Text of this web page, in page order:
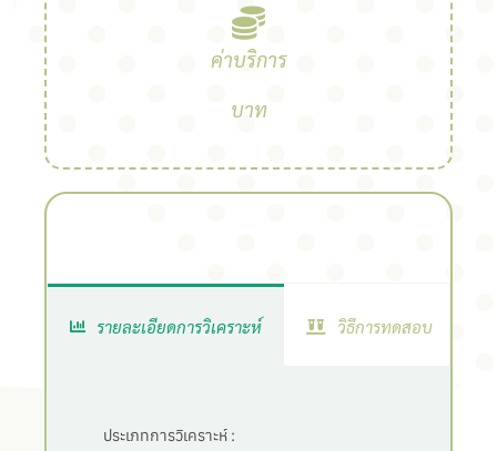
ค่าบริการ
บาท
รายละเอียดการวิเคราะห์ วิธีการทดสอบ
ประเภทการวิเคราะห์ :